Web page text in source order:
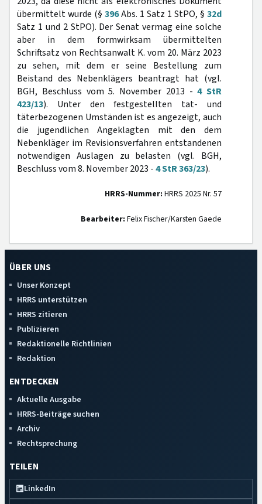
übermittelt wurde (§ 396Abs. 1 Satz 1 StPO, § 32d
Satz 1 und 2 StPO). Der Senat vermag eine solche
aber in dem formwirksam übermittelten
Schriftsatz von Rechtsanwalt K. vom 20. März 2023
zu sehen, mit dem er seine Bestellung zum
Beistand des Nebenklägers beantragt hat (vgl.
BGH, Beschluss vom 5. November 2013 -4 StR
423/13). Unter den festgestellten tat- und
täterbezogenen Umständen ist es angezeigt, auch
die jugendlichen Angeklagten mit den dem
Nebenkläger im Revisionsverfahren entstandenen
notwendigen Auslagen zu belasten (vgl. BGH,
Beschluss vom 8. November 2023 -4 StR 363/23).
HRRS-Nummer: HRRS 2025 Nr. 57
Bearbeiter: Felix Fischer/Karsten Gaede
ÜBER UNS
Unser Konzept
HRRS unterstützen
HRRS zitieren
Publizieren
Redaktionelle Richtlinien
Redaktion
ENTDECKEN
Aktuelle Ausgabe
HRRS-Beiträge suchen
Archiv
Rechtsprechung
TEILEN
LinkedIn